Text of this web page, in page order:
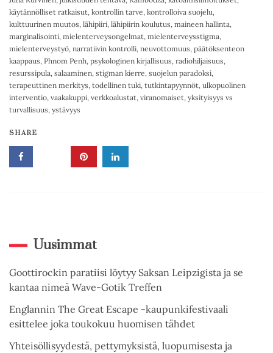
käytännölliset ratkaisut, kontrollin tarve, kontrolloiva suojelu,
kulttuurinen muutos, lähipiiri, lähipiirin koulutus, maineen hallinta,
marginalisointi, mielenterveysongelmat, mielenterveysstigma,
mielenterveystyö, narratiivin kontrolli, neuvottomuus, päätöksenteon
kaappaus, Phnom Penh, psykologinen kirjallisuus, radiohiljaisuus,
resurssipula, salaaminen, stigman kierre, suojelun paradoksi,
terapeuttinen merkitys, todellinen tuki, tutkintapyynnöt, ulkopuolinen
interventio, vaakakuppi, verkkoalustat, viranomaiset, yksityisyys vs
turvallisuus, ystävyys
SHARE
Uusimmat
Goottirockin paratiisi löytyy Saksan Leipzigista ja se
kantaa nimeä Wave-Gotik Treffen
Englannin The Great Escape -kaupunkifestivaali
esittelee joka toukokuu huomisen tähdet
Yhteisöllisyydestä, pettymyksistä, luopumisesta ja